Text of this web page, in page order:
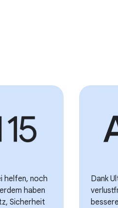
helfen, noch
haben
Sicherheit
Dank